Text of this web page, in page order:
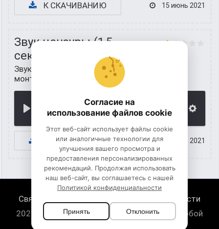
К СКАЧИВАНИЮ 15 июнь 2021
Звук цензуры (1,5
секунды)
Звуки людей
Звуки цензуры для
монтажа
00:00
К СКАЧИВАНИЮ 15 июнь 2021
Связь с нами
Политика конфиденциальности
2026 HugeSounds.com - скачать звуки на любой
случай
Согласие на
использование файлов cookie
Этот веб-сайт использует файлы cookie
или аналогичные технологии для
улучшения вашего просмотра и
предоставления персонализированных
рекомендаций. Продолжая использовать
наш веб-сайт, вы соглашаетесь с нашей
Политикой конфиденциальности
Принять Отклонить